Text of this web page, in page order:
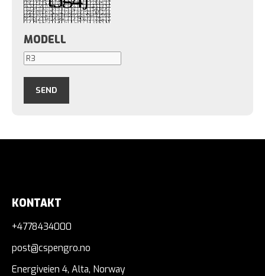
MODELL
KONTAKT
+4778434000
post@cspengro.no
Energiveien 4, Alta, Norway